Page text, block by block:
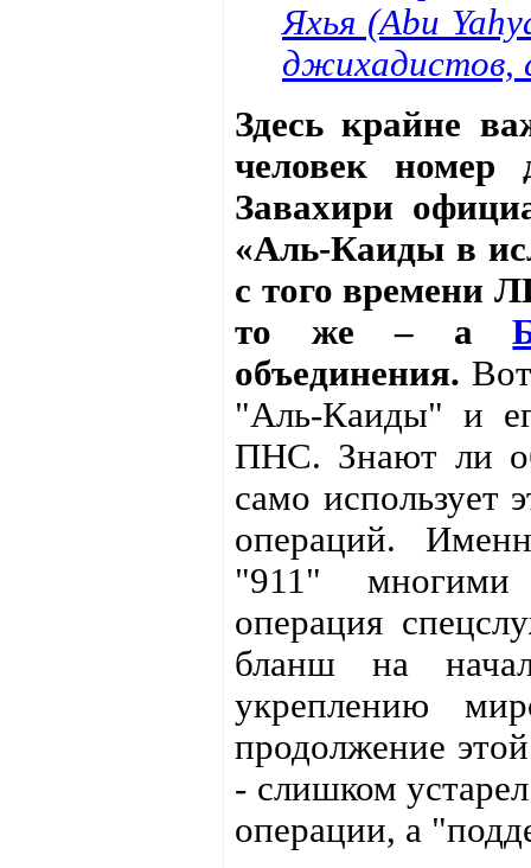
Яхья (Abu
джихадистов,
Здесь крайне
человек номер
Завахири
«Аль-Каиды в
с того времени
то же – а
объединения.
"Аль-Каиды" и
ПНС. Знают ли
само использует
операций.
"911" многими
операция
бланш на
укреплению
продолжение
- слишком
операции, а